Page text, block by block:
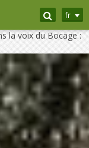
la voix du Bocage :
fr